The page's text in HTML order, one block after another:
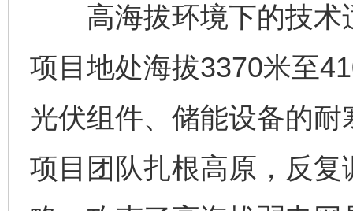
高海拔环境下的技术
项目地处海拔3370米至
光伏组件、储能设备的
项目团队扎根高原，反